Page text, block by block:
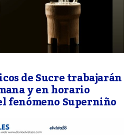
de Sucre trabajarán
y en horario
fenómeno Superniño